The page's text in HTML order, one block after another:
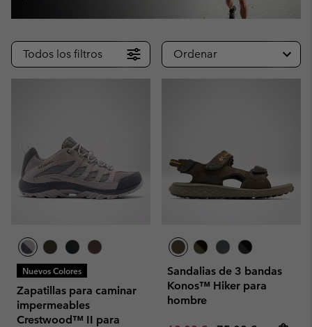
Todos los filtros Ordenar
Nuevos Colores
Zapatillas para caminar
impermeables
Crestwood™ II para
Sandalias de 3 bandas
Konos™ Hiker para
hombre